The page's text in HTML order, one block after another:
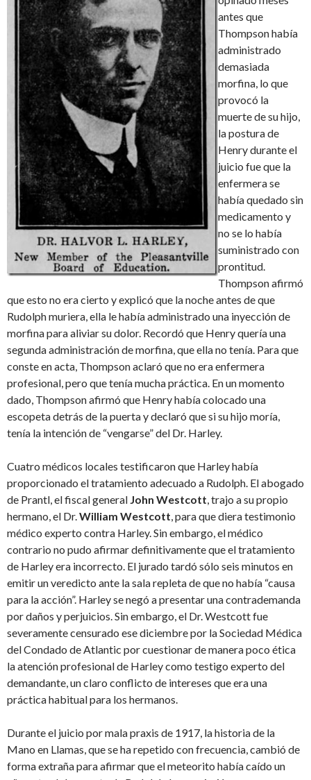
antes que
Thompson había
administrado
demasiada
morfina, lo que
provocó la
muerte de su hijo,
la postura de
Henry durante el
juicio fue que la
enfermera se
había quedado sin
medicamento y
no se lo había
suministrado con
prontitud.
Thompson afirmó
que esto no era cierto y explicó que la noche antes de que
Rudolph muriera, ella le había administrado una inyección de
morfina para aliviar su dolor. Recordó que Henry quería una
segunda administración de morfina, que ella no tenía. Para que
conste en acta, Thompson aclaró que no era enfermera
profesional, pero que tenía mucha práctica. En un momento
dado, Thompson afirmó que Henry había colocado una
escopeta detrás de la puerta y declaró que si su hijo moría,
tenía la intención de “vengarse” del Dr. Harley.
Cuatro médicos locales testificaron que Harley había
proporcionado el tratamiento adecuado a Rudolph. El abogado
de Prantl, el fiscal general John Westcott, trajo a su propio
hermano, el Dr.William Westcott, para que diera testimonio
médico experto contra Harley. Sin embargo, el médico
contrario no pudo afirmar definitivamente que el tratamiento
de Harley era incorrecto. El jurado tardó sólo seis minutos en
emitir un veredicto ante la sala repleta de que no había “causa
para la acción”. Harley se negó a presentar una contrademanda
por daños y perjuicios. Sin embargo, el Dr. Westcott fue
severamente censurado ese diciembre por la Sociedad Médica
del Condado de Atlantic por cuestionar de manera poco ética
la atención profesional de Harley como testigo experto del
demandante, un claro conflicto de intereses que era una
práctica habitual para los hermanos.
Durante el juicio por mala praxis de 1917, la historia de la
Mano en Llamas, que se ha repetido con frecuencia, cambió de
forma extraña para afirmar que el meteorito había caído un